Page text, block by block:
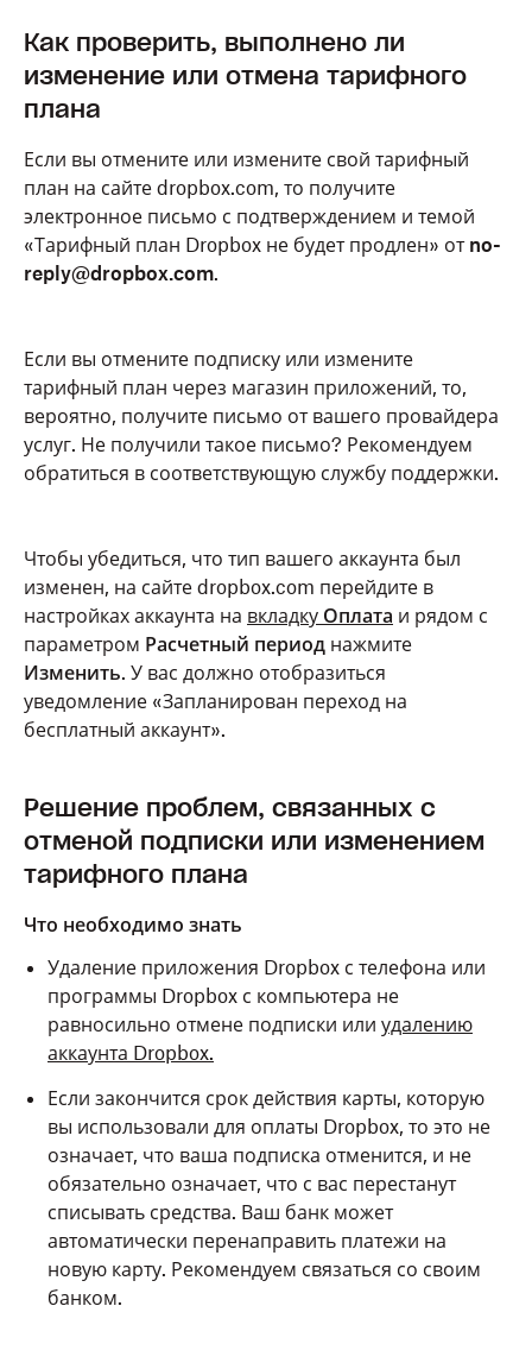
Как проверить, выполнено ли
изменение или отмена тарифного
плана
Если вы отмените или измените свой тарифный
план на сайте dropbox.com, то получите
электронное письмо с подтверждением и темой
«Тарифный план Dropbox не будет продлен» от no-
reply@dropbox.com.
Если вы отмените подписку или измените
тарифный план через магазин приложений, то,
вероятно, получите письмо от вашего провайдера
услуг. Не получили такое письмо? Рекомендуем
обратиться в соответствующую службу поддержки.
Чтобы убедиться, что тип вашего аккаунта был
изменен, на сайте dropbox.com перейдите в
настройках аккаунта на вкладку Оплата и рядом с
параметром Расчетный период нажмите
Изменить. У вас должно отобразиться
уведомление «Запланирован переход на
бесплатный аккаунт».
Решение проблем, связанных с
отменой подписки или изменением
тарифного плана
Что необходимо знать
Удаление приложения Dropbox с телефона или
программы Dropbox с компьютера не
равносильно отмене подписки или удалению
аккаунта Dropbox.
Если закончится срок действия карты, которую
вы использовали для оплаты Dropbox, то это не
означает, что ваша подписка отменится, и не
обязательно означает, что с вас перестанут
списывать средства. Ваш банк может
автоматически перенаправить платежи на
новую карту. Рекомендуем связаться со своим
банком.